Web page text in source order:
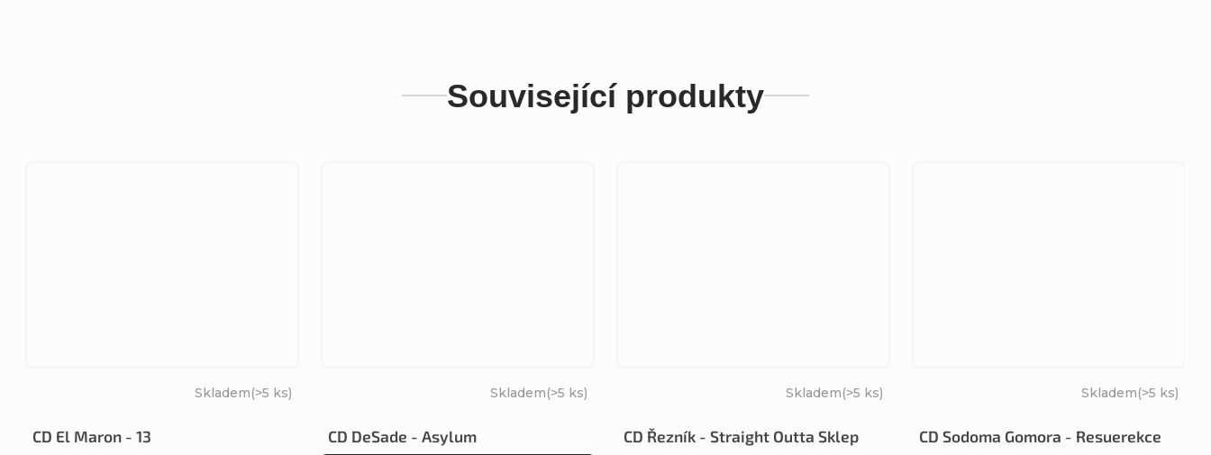
Související produkty
CD El Maron - 13
Skladem(>5 ks)
CD DeSade - Asylum
Skladem(>5 ks)
CD Řezník - Straight Outta Sklep
Skladem(>5 ks)
CD Sodoma Gomora - Resuerekce
Skladem(>5 ks)